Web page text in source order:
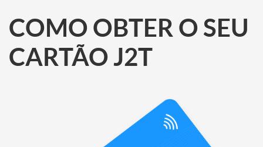
COMO OBTER O SEU
CARTÃO J2T